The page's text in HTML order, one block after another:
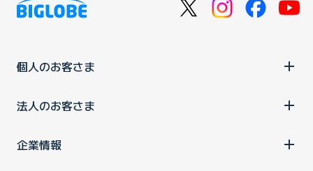
個人のお客さま
法人のお客さま
企業情報